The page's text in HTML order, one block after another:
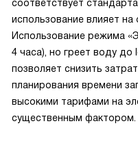
соответствует
использование влияет
Использование режима
4 часа), но греет воду до
позволяет снизить
планирования времени
высокими тарифами на
существенным фактором.